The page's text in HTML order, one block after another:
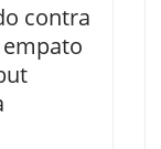
contra